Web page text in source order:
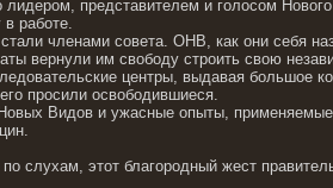
представителем и голосом
работе.
членами совета. ОНВ, как они себя
вернули им свободу строить свою
центры, выдавая большое
просили освободившиеся.
Видов и ужасные опыты,
слухам, этот благородный жест